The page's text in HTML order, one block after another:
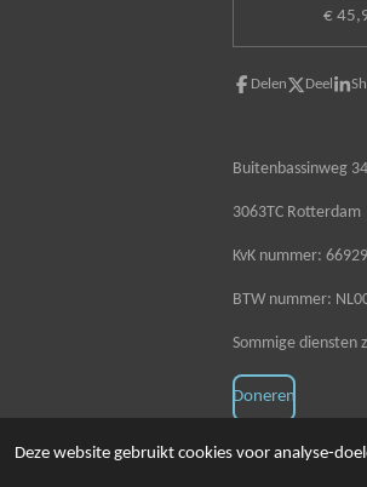
Deze website gebruikt cookies voor analyse-
€
Delen Deel
Buitenbassinweg
3063TC Rotterdam
KvK nummer:
BTW nummer:
Sommige diensten
Doneren